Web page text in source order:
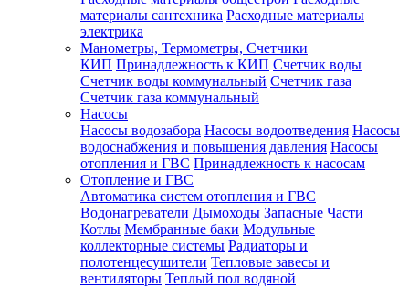
материалы сантехника Расходные материалы
электрика
Манометры, Термометры, Счетчики
КИП Принадлежность к КИП Счетчик воды
Счетчик воды коммунальный Счетчик газа
Счетчик газа коммунальный
Насосы
Насосы водозабора Насосы водоотведения Насосы
водоснабжения и повышения давления Насосы
отопления и ГВС Принадлежность к насосам
Отопление и ГВС
Автоматика систем отопления и ГВС
Водонагреватели Дымоходы Запасные Части
Котлы Мембранные баки Модульные
коллекторные системы Радиаторы и
полотенцесушители Тепловые завесы и
вентиляторы Теплый пол водяной